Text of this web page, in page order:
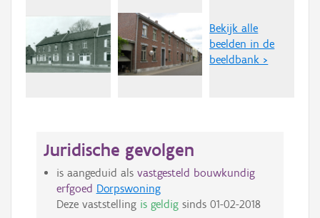
Bekijk alle
beelden in de
beeldbank >
Juridische gevolgen
is aangeduid als vastgesteld bouwkundig
erfgoed Dorpswoning
Deze vaststelling is geldigsinds 01-02-2018